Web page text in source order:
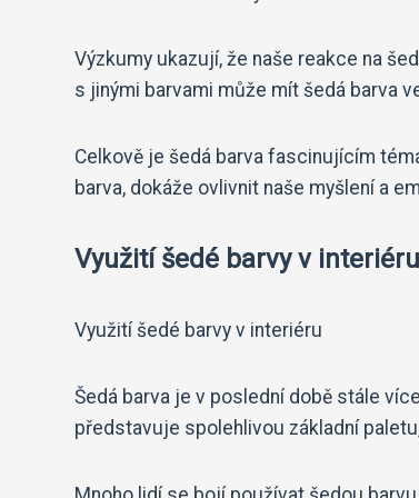
Výzkumy ukazují, že naše reakce na
s jinými barvami může mít šedá barva
Celkově je šedá barva fascinujícím
barva, dokáže ovlivnit naše myšlení a
Využití šedé barvy v interiéru
Využití šedé barvy v interiéru
Šedá barva je v poslední době stále
představuje spolehlivou základní